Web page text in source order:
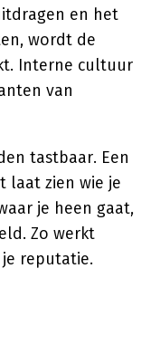
en het
wordt de
Interne cultuur
van
tastbaar. Een
laat zien wie je
je heen gaat,
Zo werkt
reputatie.